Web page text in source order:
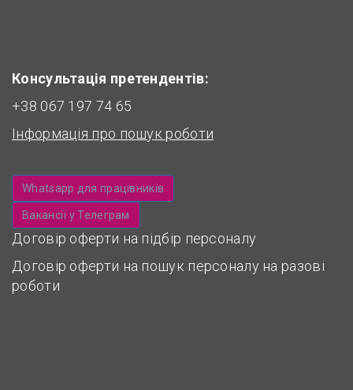
Консультація претендентів:
+38 067 197 74 65
Інформація про пошук роботи
Whatsapp для працівників
Вакансії у Телеграм
Договір оферти на підбір персоналу
Договір оферти на пошук персоналу на разові
роботи